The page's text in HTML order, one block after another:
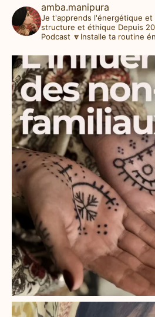
amba.manipura
Je t'apprends l'énergétique et
structure et éthique Depuis
Podcast 🔽Installe ta routine